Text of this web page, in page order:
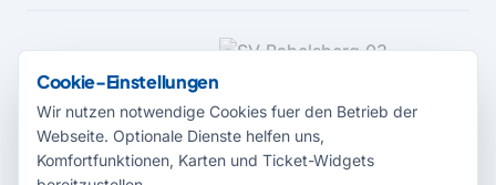
MEDIENPARTNER
Cookie-Einstellungen
Wir nutzen notwendige Cookies fuer den Betrieb der
Webseite. Optionale Dienste helfen uns,
Komfortfunktionen, Karten und Ticket-Widgets